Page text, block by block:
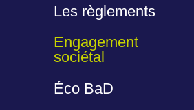
Les règlements
Engagement
sociétal
Éco BaD